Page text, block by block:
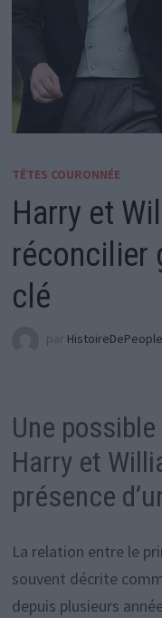
TÊTES COURONNÉE
Harry et
réconcilier
clé
par HistoireDePeople
Une
Harry et
présence
La relation entre le
souvent décrite
depuis plusieurs